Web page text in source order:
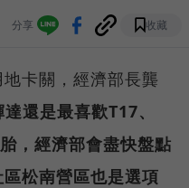
分享 收藏
卡關，經濟部長龔
達還是最喜歡T17、
，經濟部會盡快盤點
松南營區也是選項